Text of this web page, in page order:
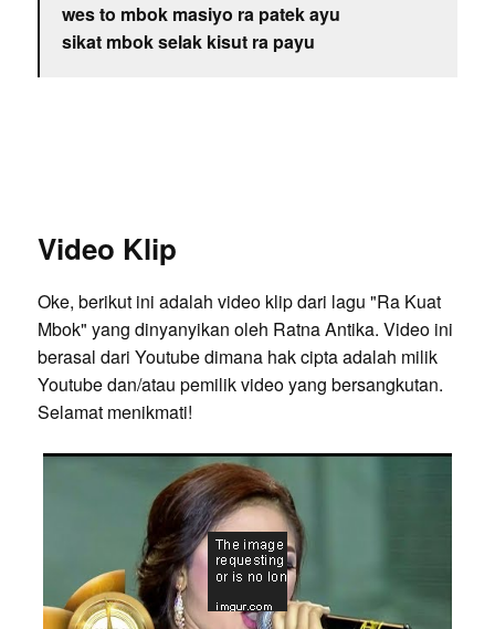
wes to mbok masiyo ra patek ayu
sikat mbok selak kisut ra payu
Video Klip
Oke, berikut ini adalah video klip dari lagu "Ra Kuat
Mbok" yang dinyanyikan oleh Ratna Antika. Video ini
berasal dari Youtube dimana hak cipta adalah milik
Youtube dan/atau pemilik video yang bersangkutan.
Selamat menikmati!